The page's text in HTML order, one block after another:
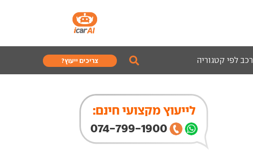
רכב לפי קטגוריה צריכים ייעוץ?
לייעוץ מקצועי חינם:
074-799-1900